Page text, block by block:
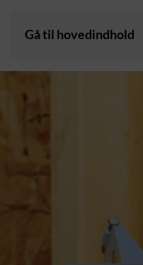
Gå til hovedindhold